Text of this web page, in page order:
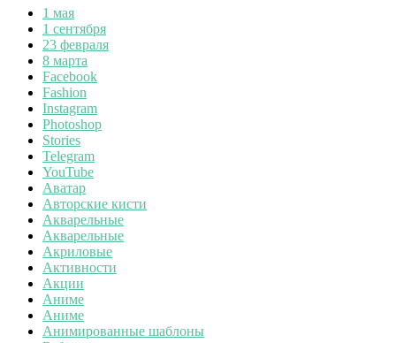
1 мая
1 сентября
23 февраля
8 марта
Facebook
Fashion
Instagram
Photoshop
Stories
Telegram
YouTube
Аватар
Авторские кисти
Акварельные
Акварельные
Акриловые
Активности
Акции
Аниме
Аниме
Анимированные шаблоны